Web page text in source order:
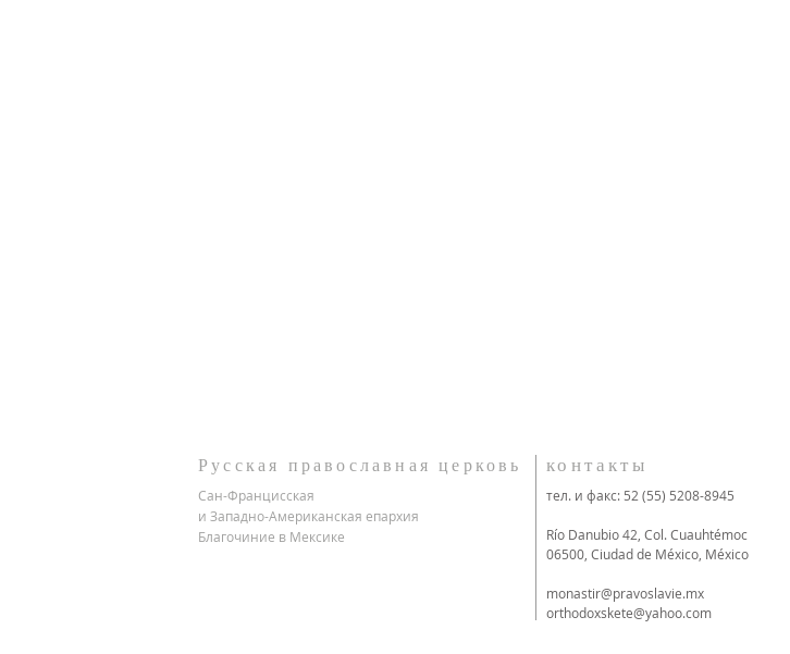
контакты
Сан-Францисская
и Западно-Американская епархия
Благочиние в Мексике
Русская православная церковь
тел. и факс: 52 (55) 5208-8945
Río Danubio 42, Col. Cuauhtémoc
06500, Ciudad de México, México
monastir@pravoslavie.mx
orthodoxskete@yahoo.com